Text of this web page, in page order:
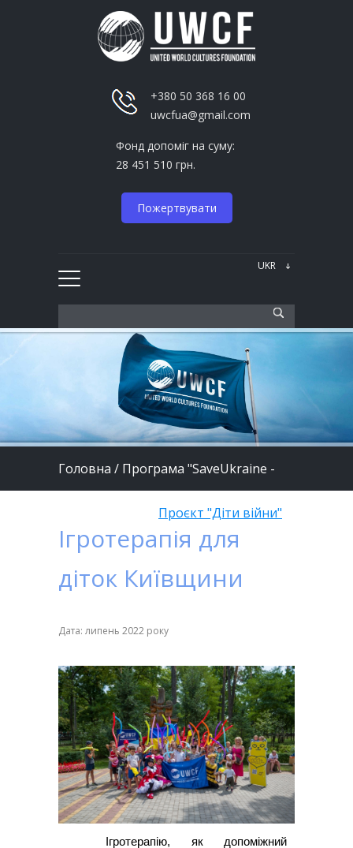
+380 50 368 16 00
uwcfua@gmail.com
Фонд допоміг на суму:
28 451 510 грн.
Пожертвувати
Головна / Програма "SaveUkraine -
Проєкт "Діти війни"
Ігротерапія для
діток Київщини
Дата: липень 2022 року
Ігротерапію, як допоміжний